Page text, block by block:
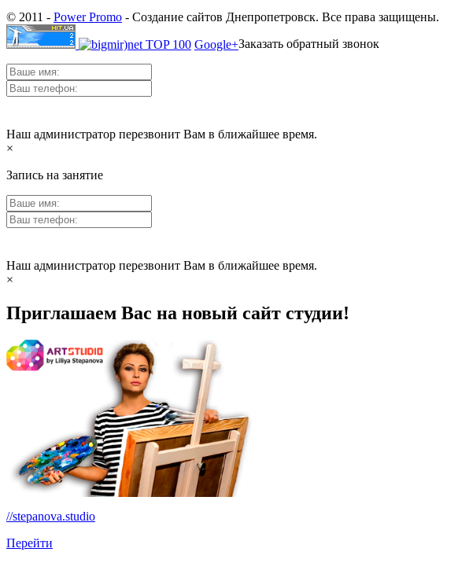
© 2011 - Power Promo - Создание сайтов Днепропетровск. Все права защищены.
Google+Заказать обратный звонок
Наш администратор перезвонит Вам в ближайшее время.
×
Запись на занятие
Наш администратор перезвонит Вам в ближайшее время.
×
Приглашаем Вас на новый сайт студии!
//stepanova.studio
Перейти